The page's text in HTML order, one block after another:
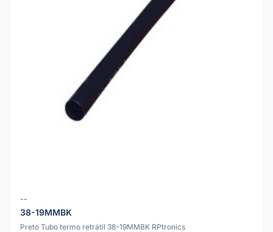
--
38-19MMBK
Preto Tubo termo retrátil 38-19MMBK RPtronics